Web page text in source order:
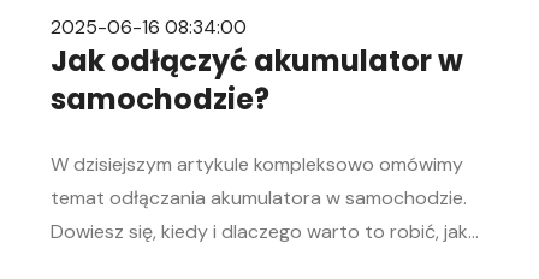
2025-06-16 08:34:00
Jak odłączyć akumulator w
samochodzie?
W dzisiejszym artykule kompleksowo omówimy
temat odłączania akumulatora w samochodzie.
Dowiesz się, kiedy i dlaczego warto to robić, jak